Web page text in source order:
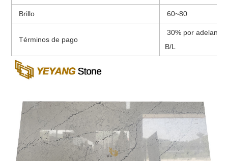
Brillo 60~80
Términos de pago
30% por
B/L